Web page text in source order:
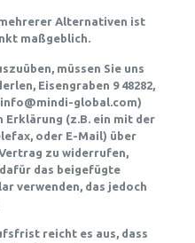
Alternativen ist
maßgeblich.
müssen Sie uns
Eisengraben 9 48282,
info@mindi-global.com)
(z.B. ein mit der
oder E-Mail) über
zu widerrufen,
das beigefügte
verwenden, das jedoch
reicht es aus, dass